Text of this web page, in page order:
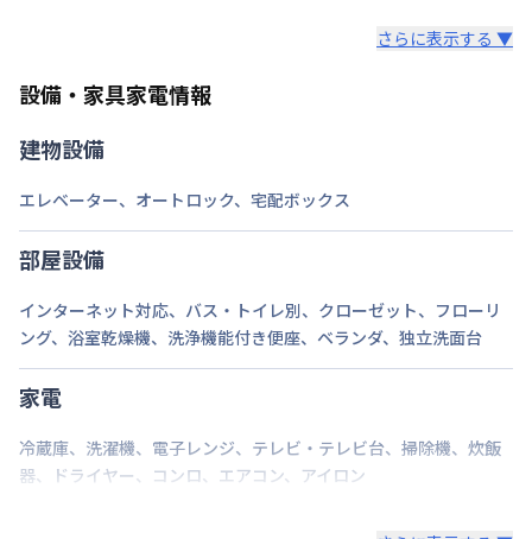
法人契約の場合、通常延長は7日前までにご連絡いた
だければ、1日単位でのご延長が可能でざいます。
（ご延長が14日未満の場合は、そこで契約終了とさ
せていただきます。）
途中の解約も7日前までにご連絡いただければ、多く
いただいている料金は日割りでご返金いたします。
・個人契約の場合、期間確定の契約となります。ご延
長（再契約）の希望に添えない場合がございます。
さらに表示する ▼
設備・家具家電情報
建物設備
エレベーター、 オートロック、 宅配ボックス
部屋設備
インターネット対応、 バス・トイレ別、 クローゼット、 フローリ
ング、 浴室乾燥機、 洗浄機能付き便座、 ベランダ、 独立洗面台
家電
冷蔵庫、 洗濯機、 電子レンジ、 テレビ・テレビ台、 掃除機、 炊飯
器、 ドライヤー、 コンロ、 エアコン、 アイロン